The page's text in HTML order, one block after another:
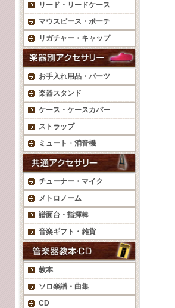
リード・リードケース
マウスピース・ポーチ
リガチャー・キャップ
お手入れ用品・パーツ
楽器スタンド
ケース・ケースカバー
ストラップ
ミュート・消音機
チューナー・マイク
メトロノーム
譜面台・指揮棒
音楽ギフト・雑貨
教本
ソロ楽譜・曲集
CD